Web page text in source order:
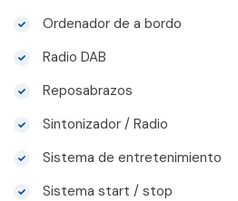
Ordenador de a bordo
Radio DAB
Reposabrazos
Sintonizador / Radio
Sistema de entretenimiento
Sistema start / stop